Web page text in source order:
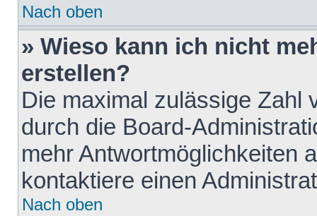
Nach oben
» Wieso kann ich nicht
erstellen?
Die maximal zulässige Zahl
durch die Board-
mehr Antwortmöglichkeiten
kontaktiere einen
Nach oben